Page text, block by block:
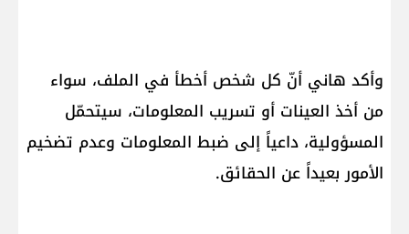
وأكد هاني أنّ كل شخص أخطأ في الملف، سواء
من أخذ العينات أو تسريب المعلومات، سيتحمّل
المسؤولية، داعياً إلى ضبط المعلومات وعدم تضخيم
الأمور بعيداً عن الحقائق.